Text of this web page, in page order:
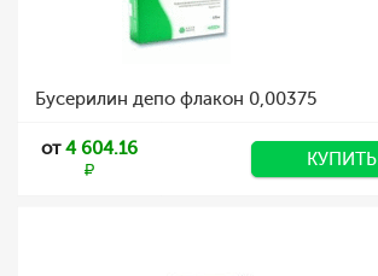
Бусерилин депо флакон 0,00375
от4 604.16 КУПИТЬ